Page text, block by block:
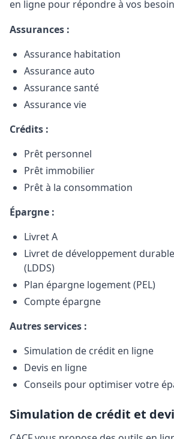
en ligne pour répondre à vos
Assurances :
Assurance habitation
Assurance auto
Assurance santé
Assurance vie
Crédits :
Prêt personnel
Prêt immobilier
Prêt à la consommation
Épargne :
Livret A
Livret de développement
(LDDS)
Plan épargne logement (PEL)
Compte épargne
Autres services :
Simulation de crédit en ligne
Devis en ligne
Conseils pour optimiser votre
Simulation de crédit et